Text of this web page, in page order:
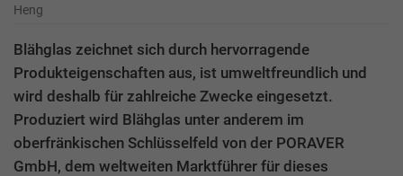
Heng
Blähglas zeichnet sich durch hervorragende
Produkteigenschaften aus, ist umweltfreundlich und
wird deshalb für zahlreiche Zwecke eingesetzt.
Produziert wird Blähglas unter anderem im
oberfränkischen Schlüsselfeld von der PORAVER
GmbH, dem weltweiten Marktführer für dieses